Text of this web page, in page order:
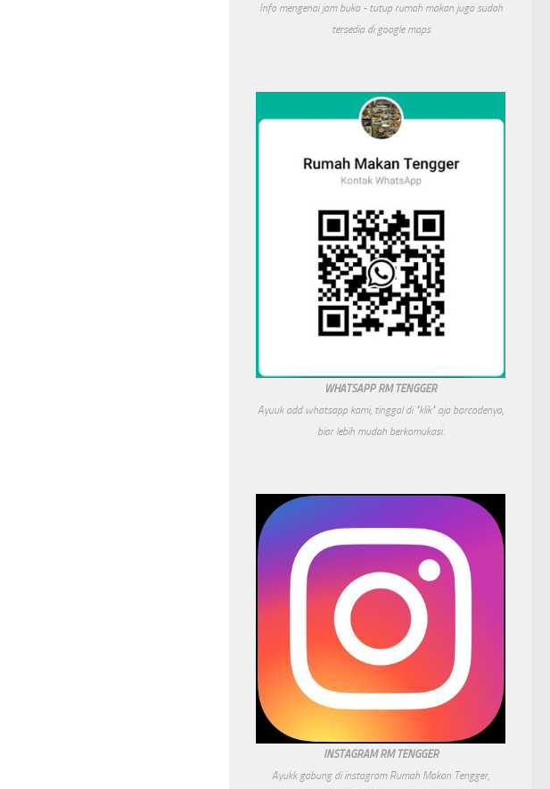
Info mengenai jam buka - tutup rumah makan juga sudah
tersedia di google maps
WHATSAPP RM TENGGER
Ayuuk add whatsapp kami, tinggal di "klik" aja barcodenya,
biar lebih mudah berkomukasi.
INSTAGRAM RM TENGGER
Ayukk gabung di instagram Rumah Makan Tengger,